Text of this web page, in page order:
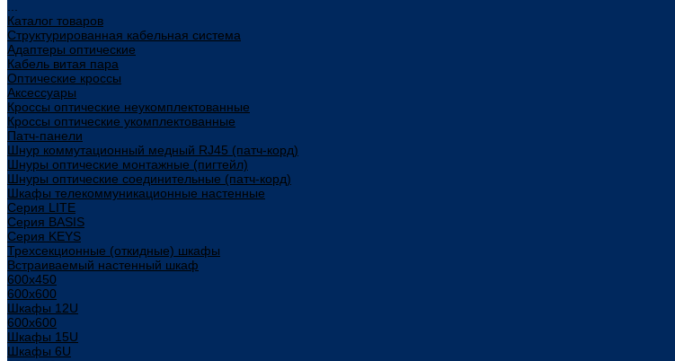
Каталог товаров
Структурированная кабельная система
Адаптеры оптические
Кабель витая пара
Оптические кроссы
Аксессуары
Кроссы оптические неукомплектованные
Кроссы оптические укомплектованные
Патч-панели
Шнур коммутационный медный RJ45 (патч-корд)
Шнуры оптические монтажные (пигтейл)
Шнуры оптические соединительные (патч-корд)
Шкафы телекоммуникационные настенные
Cерия LITE
Cерия BASIS
Cерия KEYS
Трехсекционные (откидные) шкафы
Встраиваемый настенный шкаф
600x450
600x600
Шкафы 12U
600x600
Шкафы 15U
Шкафы 6U